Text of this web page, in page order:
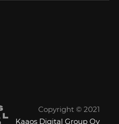
Copyright © 2021
Kaaos Digital Group Oy